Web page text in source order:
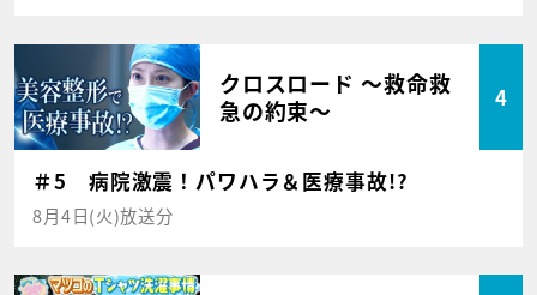
クロスロード ～救命救
急の約束～
4
＃5 病院激震！パワハラ＆医療事故!?
8月4日(火)放送分